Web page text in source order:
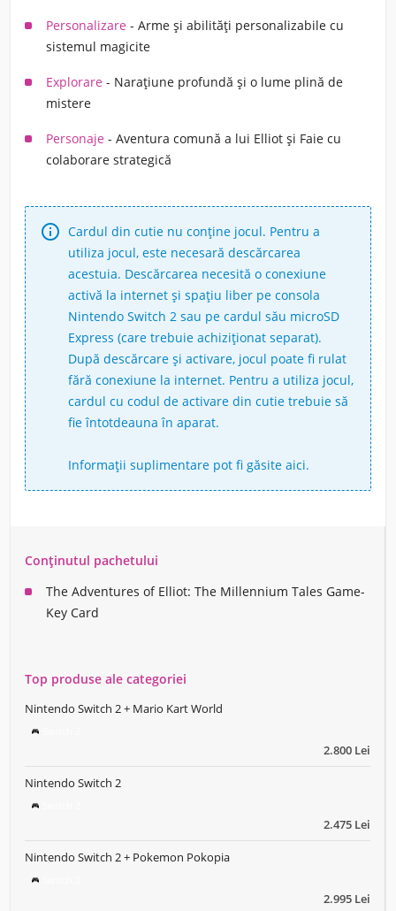
Personalizare - Arme și abilități personalizabile cu
sistemul magicite
Explorare - Narațiune profundă și o lume plină de
mistere
Personaje - Aventura comună a lui Elliot și Faie cu
colaborare strategică
 Cardul din cutie nu conține jocul. Pentru a
utiliza jocul, este necesară descărcarea
acestuia. Descărcarea necesită o conexiune
activă la internet și spațiu liber pe consola
Nintendo Switch 2 sau pe cardul său microSD
Express (care trebuie achiziționat separat).
După descărcare și activare, jocul poate fi rulat
fără conexiune la internet. Pentru a utiliza jocul,
cardul cu codul de activare din cutie trebuie să
fie întotdeauna în aparat.
Informații suplimentare pot fi găsite aici.
Conținutul pachetului
The Adventures of Elliot: The Millennium Tales Game-
Key Card
Top produse ale categoriei
2.800 Lei
Nintendo Switch 2 + Mario Kart World
2.475 Lei
Nintendo Switch 2
2.995 Lei
Nintendo Switch 2 + Pokemon Pokopia